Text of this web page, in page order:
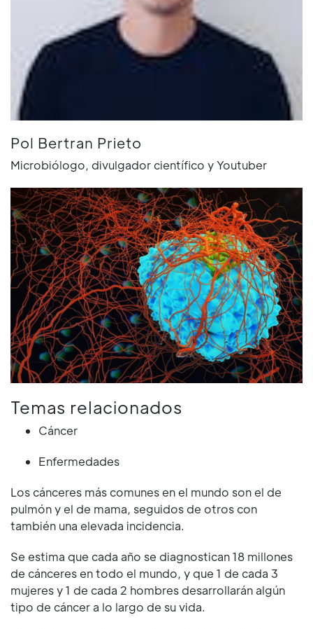
Pol Bertran Prieto
Microbiólogo, divulgador científico y Youtuber
Temas relacionados
Cáncer
Enfermedades
Los cánceres más comunes en el mundo son el de
pulmón y el de mama, seguidos de otros con
también una elevada incidencia.
Se estima que cada año se diagnostican 18 millones
de cánceres en todo el mundo, y que 1 de cada 3
mujeres y 1 de cada 2 hombres desarrollarán algún
tipo de cáncer a lo largo de su vida.